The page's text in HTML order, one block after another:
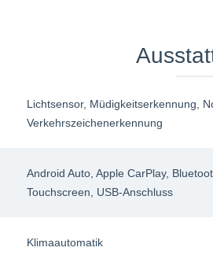
Lichtsensor, Müdigkeitserkennung ,
Verkehrszeichenerkennung
Android Auto , Apple CarPlay,
Touchscreen , USB-Anschluss
Klimaautomatik